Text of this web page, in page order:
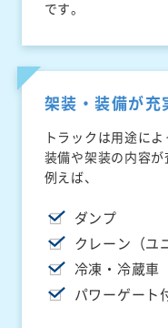
です。
架装・装備が充
トラックは用途に
装備や架装の内容が
例えば、
ダンプ
クレーン（ユ
冷凍・冷蔵車
パワーゲート